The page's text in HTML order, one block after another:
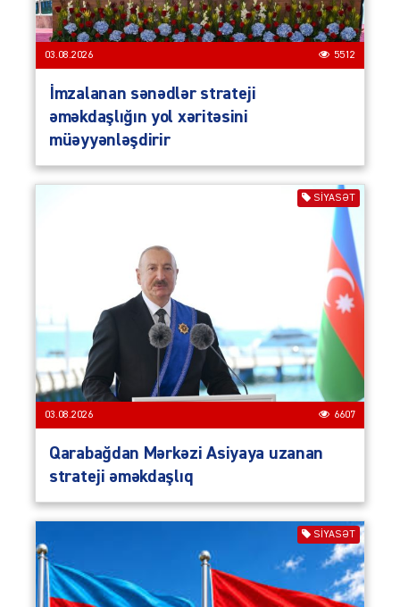
03.08.2026 5512
İmzalanan sənədlər strateji
əməkdaşlığın yol xəritəsini
müəyyənləşdirir
SIYASƏT
03.08.2026 6607
Qarabağdan Mərkəzi Asiyaya uzanan
strateji əməkdaşlıq
SIYASƏT